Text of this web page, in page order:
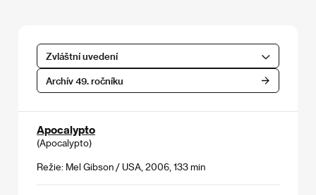
Zvláštní uvedení
Archív 49. ročníku
Apocalypto
(Apocalypto)
Režie: Mel Gibson / USA, 2006, 133 min